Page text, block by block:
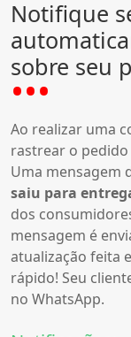
Notifique
sobre seu
Ao realizar uma
rastrear o
Uma mensagem
saiu para
dos
mensagem é
atualização feita
rápido! Seu
no WhatsApp.